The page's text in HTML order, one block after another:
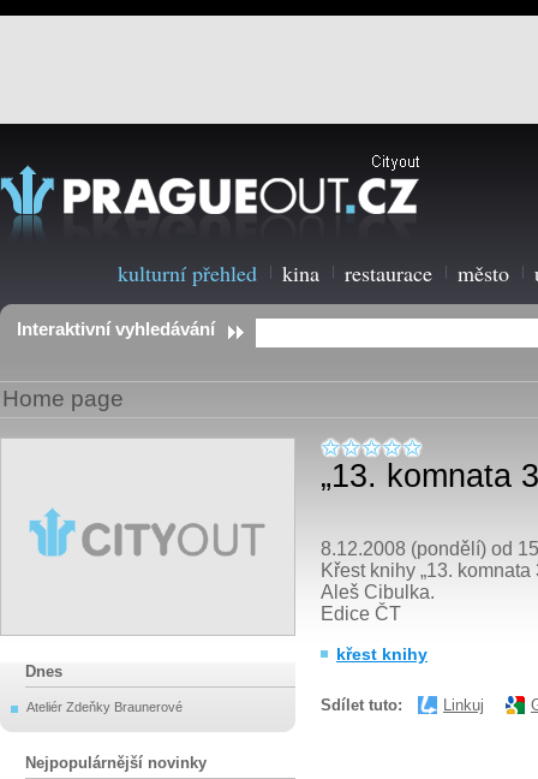
kulturní přehled kina restaurace město
Interaktivní vyhledávání
Home page
„13. komnata
8.12.2008 (pondělí) od
Křest knihy „13.
Aleš Cibulka.
Edice ČT
křest knihy
Sdílet tuto: Linkuj
Dnes
Ateliér Zdeňky Braunerové
Nejpopulárnější novinky